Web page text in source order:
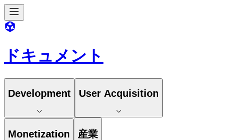
ドキュメント
Development User Acquisition
Monetization 産業